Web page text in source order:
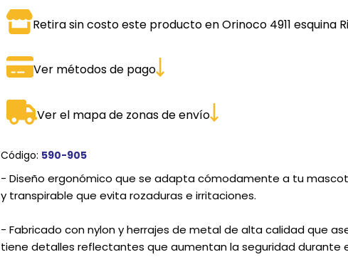
THREE CATS
Retira sin costo este producto en Orinoco 4911 esquina
Ver métodos de pago
Ver el mapa de zonas de envío
Código: 590-905
- Diseño ergonómico que se adapta cómodamente a tu
y transpirable que evita rozaduras e irritaciones.
- Fabricado con nylon y herrajes de metal de alta calidad que
tiene detalles reflectantes que aumentan la seguridad durante